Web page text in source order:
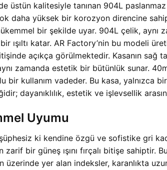
üstün kalitesiyle tanınan 904L
daha yüksek bir korozyon direncine
bir şekilde uyar. 904L çelik, aynı
ışıltı katar. AR Factory’nin bu modeli
açıkça görülmektedir. Kasanın sağ
aynı zamanda estetik bir bütünlük sunar.
bir kullanım vadeder. Bu kasa, yalnızca
dayanıklılık, estetik ve işlevsellik
Uyumu
ki kendine özgü ve sofistike gri
bir güneş ışını fırçalı bitişe
yer alan indeksler, karanlıkta